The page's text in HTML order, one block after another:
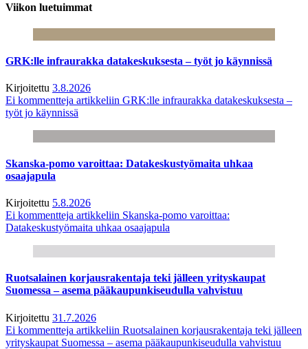
Viikon luetuimmat
GRK:lle infraurakka datakeskuksesta – työt jo käynnissä
Kirjoitettu 3.8.2026
Ei kommentteja artikkeliin GRK:lle infraurakka datakeskuksesta –
työt jo käynnissä
Skanska-pomo varoittaa: Datakeskustyömaita uhkaa
osaajapula
Kirjoitettu 5.8.2026
Ei kommentteja artikkeliin Skanska-pomo varoittaa:
Datakeskustyömaita uhkaa osaajapula
Ruotsalainen korjausrakentaja teki jälleen yrityskaupat
Suomessa – asema pääkaupunkiseudulla vahvistuu
Kirjoitettu 31.7.2026
Ei kommentteja artikkeliin Ruotsalainen korjausrakentaja teki jälleen
yrityskaupat Suomessa – asema pääkaupunkiseudulla vahvistuu